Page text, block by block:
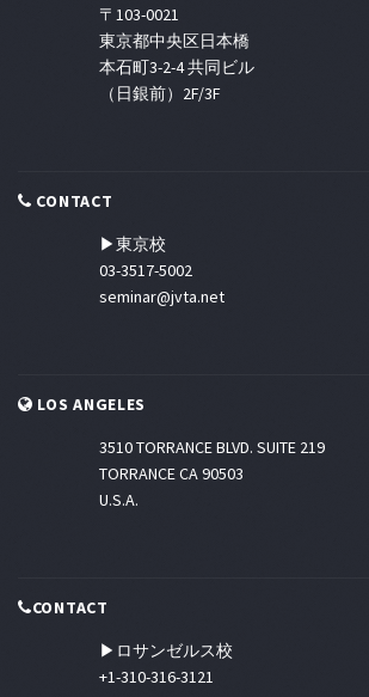
〒103-0021
東京都中央区日本橋
本石町3-2-4 共同ビル
（日銀前）2F/3F
CONTACT
▶東京校
03-3517-5002
seminar@jvta.net
LOS ANGELES
3510 TORRANCE BLVD. SUITE 219
TORRANCE CA 90503
U.S.A.
CONTACT
▶ロサンゼルス校
+1-310-316-3121